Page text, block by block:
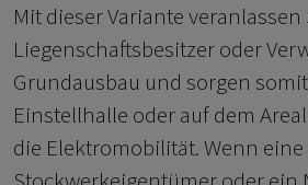
Mit dieser Variante veranlassen
Liegenschaftsbesitzer oder
Grundausbau und sorgen
Einstellhalle oder auf dem
die Elektromobilität. Wenn